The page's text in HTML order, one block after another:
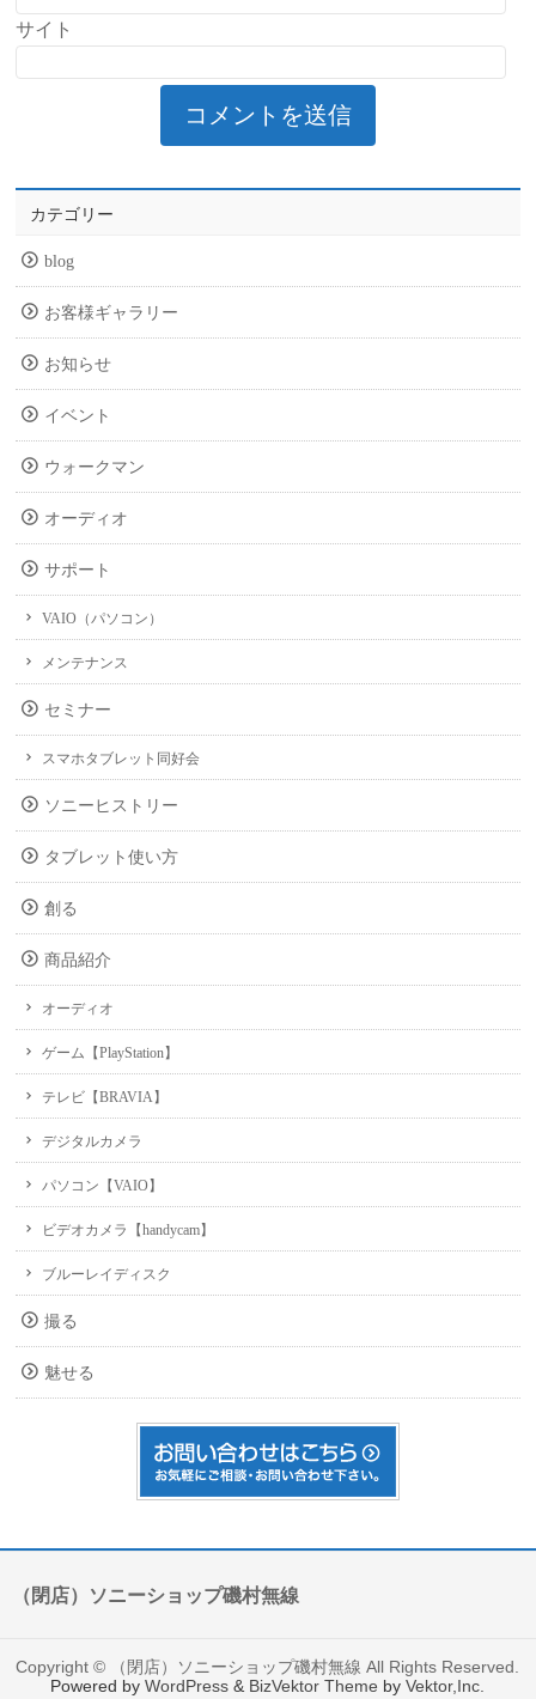
サイト
カテゴリー
blog
お客様ギャラリー
お知らせ
イベント
ウォークマン
オーディオ
サポート
VAIO（パソコン）
メンテナンス
セミナー
スマホタブレット同好会
ソニーヒストリー
タブレット使い方
創る
商品紹介
オーディオ
ゲーム【PlayStation】
テレビ【BRAVIA】
デジタルカメラ
パソコン【VAIO】
ビデオカメラ【handycam】
ブルーレイディスク
撮る
魅せる
（閉店）ソニーショップ磯村無線
Copyright © （閉店）ソニーショップ磯村無線 All Rights Reserved.
Powered byWordPress & BizVektor Theme byVektor,Inc.